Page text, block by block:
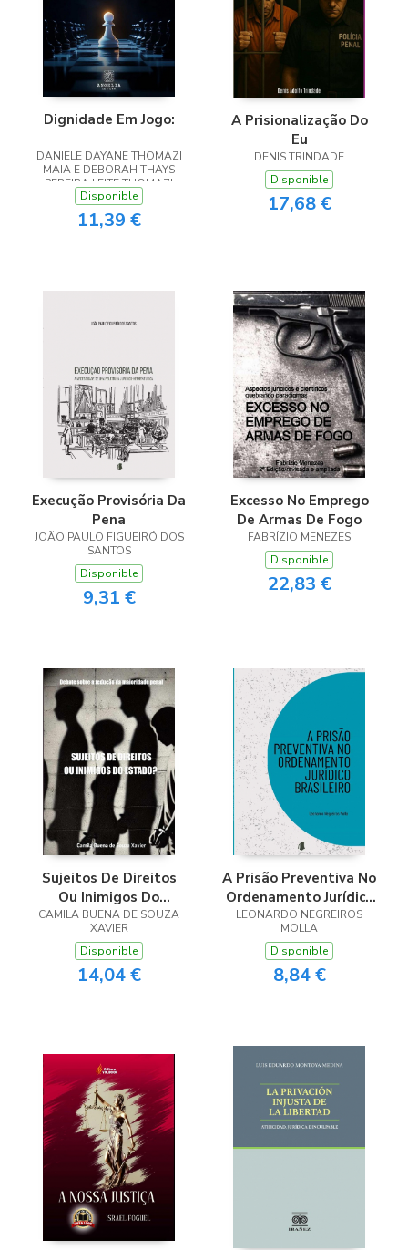
Dignidade Em Jogo:
DANIELE DAYANE THOMAZI
MAIA E DEBORAH THAYS
PEREIRA LEITE THOMAZI
MAIA
Disponible
11,39 €
A Prisionalização Do
Eu
DENIS TRINDADE
Disponible
17,68 €
Execução Provisória Da
Pena
JOÃO PAULO FIGUEIRÓ DOS
SANTOS
Disponible
9,31 €
Excesso No Emprego
De Armas De Fogo
FABRÍZIO MENEZES
Disponible
22,83 €
Sujeitos De Direitos
Ou Inimigos Do
Estado?
CAMILA BUENA DE SOUZA
XAVIER
Disponible
14,04 €
A Prisão Preventiva No
Ordenamento Jurídico
Brasileiro
LEONARDO NEGREIROS
MOLLA
Disponible
8,84 €